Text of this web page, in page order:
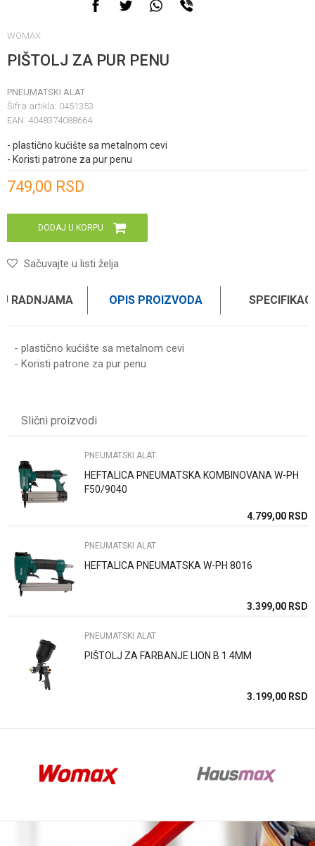
WOMAX
PIŠTOLJ ZA PUR PENU
PNEUMATSKI ALAT
Šifra artikla: 0451353
EAN: 4048374088664
- plastično kućište sa metalnom cevi
- Koristi patrone za pur penu
749,00 RSD
DODAJ U KORPU
Sačuvajte u listi želja
RADNJAMA OPIS PROIZVODA
- plastično kućište sa metalnom cevi
- Koristi patrone za pur penu
Poruka
Anti-spam zaštita - izračunajte koliko je 9 - 4 :
POŠALJI
Slični proizvodi
PNEUMATSKI ALAT
HEFTALICA PNEUMATSKA KOMBINOVANA W-PH
F50/9040
4.799,00 RSD
PNEUMATSKI ALAT
HEFTALICA PNEUMATSKA W-PH 8016
3.399,00 RSD
PNEUMATSKI ALAT
PIŠTOLJ ZA FARBANJE LION B 1.4MM
3.199,00 RSD